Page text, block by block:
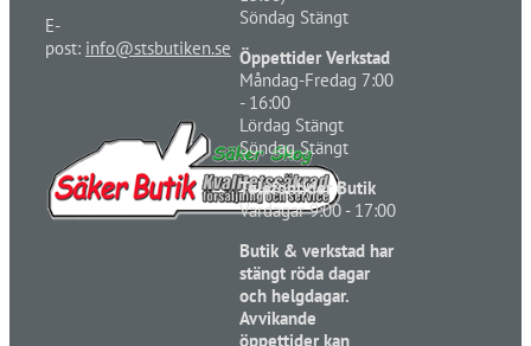
E-
post: info@stsbutiken.se
Söndag Stängt
Öppettider Verkstad
Måndag-Fredag 7:00
- 16:00
Lördag Stängt
Söndag Stängt
Telefontider Butik
Vardagar 9:00 - 17:00
Butik & verkstad har
stängt röda dagar
och helgdagar.
Avvikande
öppettider kan